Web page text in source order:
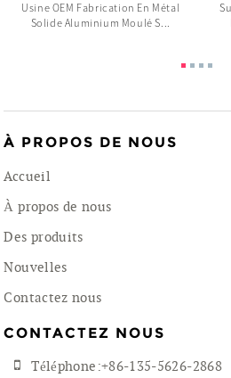
Usine OEM Fabrication En Métal
Solide Aluminium Moulé S...
À PROPOS DE NOUS
Accueil
À propos de nous
Des produits
Nouvelles
Contactez nous
CONTACTEZ NOUS
Téléphone:+86-135-5626-2868